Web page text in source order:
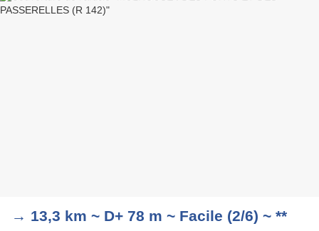
→ 13,3 km ~ D+ 78 m ~ Facile (2/6) ~ **